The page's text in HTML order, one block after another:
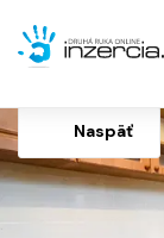
Naspäť